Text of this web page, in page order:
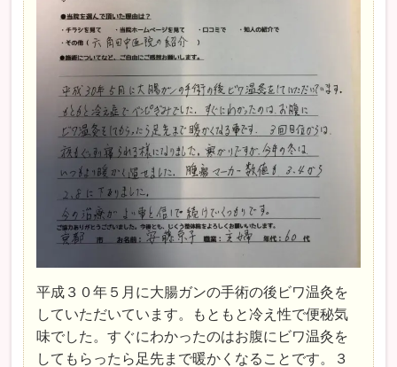
平成３０年５月に大腸ガンの手術の後ビワ温灸を
していただいています。もともと冷え性で便秘気
味でした。すぐにわかったのはお腹にビワ温灸を
してもらったら足先まで暖かくなることです。３